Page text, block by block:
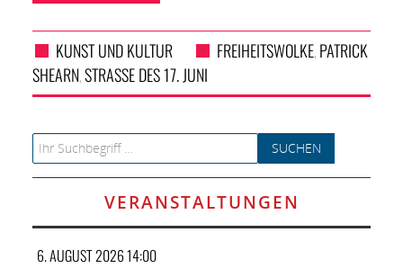
KUNST UND KULTUR FREIHEITSWOLKE, PATRICK
SHEARN,STRASSE DES 17. JUNI
Search for:
VERANSTALTUNGEN
6. AUGUST 2026 14:00